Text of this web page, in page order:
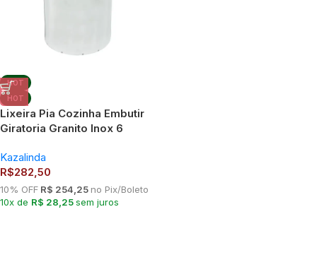
HOT
HOT
Lixeira Pia Cozinha Embutir
Giratoria Granito Inox 6
Kazalinda
R$282,50
10% OFF R$ 254,25 no Pix/Boleto
10x de R$ 28,25sem juros